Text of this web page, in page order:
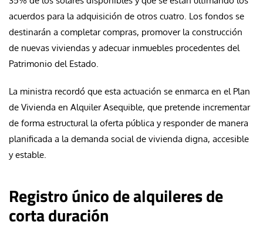
acuerdos para la adquisición de otros cuatro. Los fondos se
destinarán a completar compras, promover la construcción
de nuevas viviendas y adecuar inmuebles procedentes del
Patrimonio del Estado.
La ministra recordó que esta actuación se enmarca en el Plan
de Vivienda en Alquiler Asequible, que pretende incrementar
de forma estructural la oferta pública y responder de manera
planificada a la demanda social de vivienda digna, accesible
y estable.
Registro único de alquileres de
corta duración